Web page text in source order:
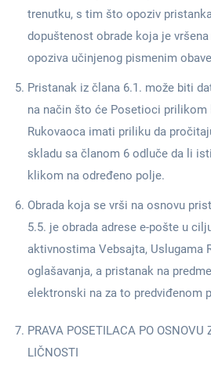
trenutku, s tim što opoziv
dopuštenost obrade koja je
opoziva učinjenog pismenim
Pristanak iz člana 6.1. može biti
na način što će Posetioci
Rukovaoca imati priliku da
skladu sa članom 6 odluče da li
klikom na određeno polje.
Obrada koja se vrši na osnovu
5.5. je obrada adrese e-pošte u
aktivnostima Vebsajta, Uslugama
oglašavanja, a pristanak na
elektronski na za to predviđenom
PRAVA POSETILACA PO OSNOVU
LIČNOSTI